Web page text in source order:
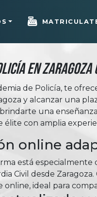
en Zaragoza
de Policía, te
y alcanzar una
una
élite con amplia
online
está especialmente
Civil desde
ideal para